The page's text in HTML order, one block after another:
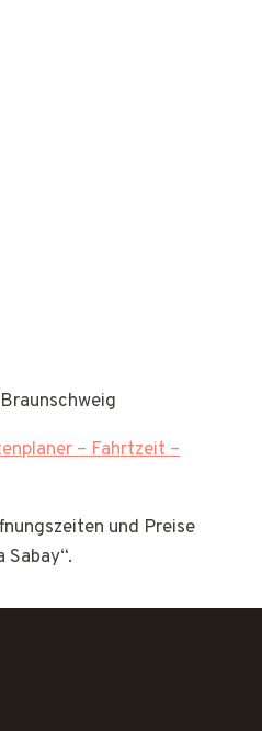
– Fahrtzeit –
und Preise
Sabay“.